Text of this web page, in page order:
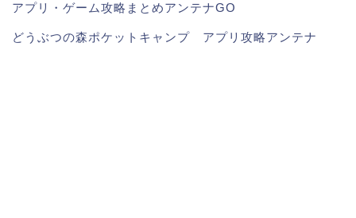
アプリ・ゲーム攻略まとめアンテナGO
どうぶつの森ポケットキャンプ アプリ攻略アンテナ